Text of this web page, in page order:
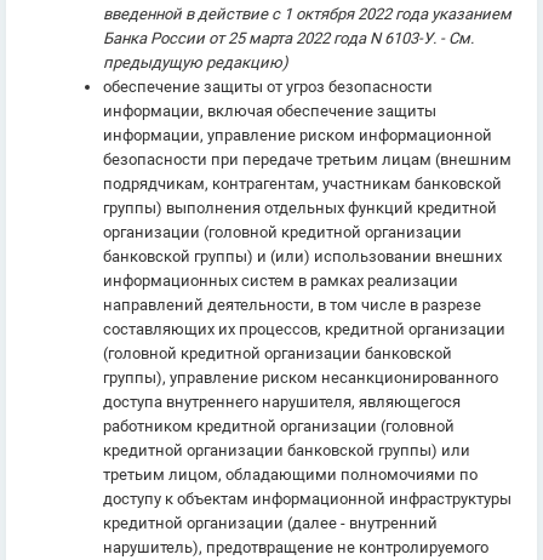
введенной в действие с 1 октября 2022 года указанием
Банка России от 25 марта 2022 года N 6103-У. - См.
предыдущую редакцию)
обеспечение защиты от угроз безопасности
информации, включая обеспечение защиты
информации, управление риском информационной
безопасности при передаче третьим лицам (внешним
подрядчикам, контрагентам, участникам банковской
группы) выполнения отдельных функций кредитной
организации (головной кредитной организации
банковской группы) и (или) использовании внешних
информационных систем в рамках реализации
направлений деятельности, в том числе в разрезе
составляющих их процессов, кредитной организации
(головной кредитной организации банковской
группы), управление риском несанкционированного
доступа внутреннего нарушителя, являющегося
работником кредитной организации (головной
кредитной организации банковской группы) или
третьим лицом, обладающими полномочиями по
доступу к объектам информационной инфраструктуры
кредитной организации (далее - внутренний
нарушитель), предотвращение не контролируемого